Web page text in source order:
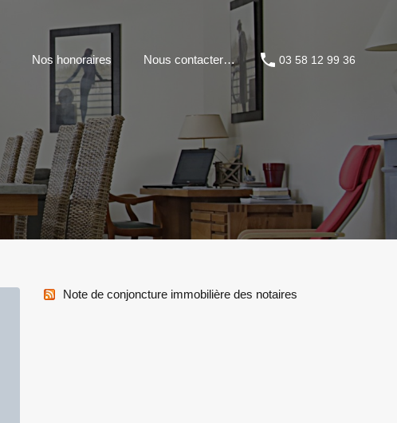
Nos honoraires Nous contacter… 03 58 12 99 36
Note de conjoncture immobilière des notaires